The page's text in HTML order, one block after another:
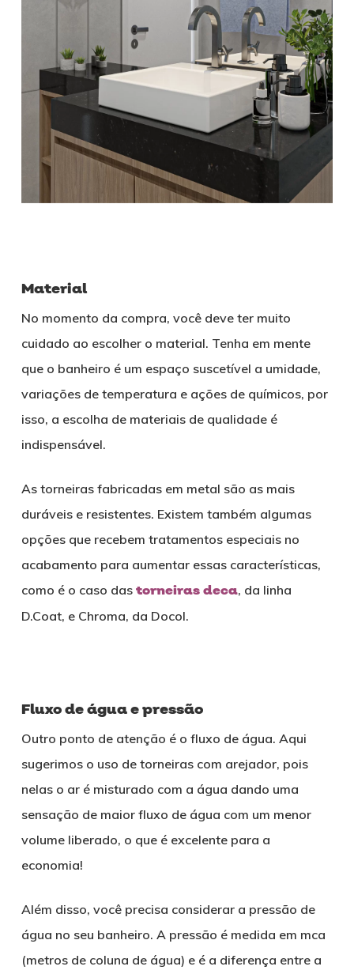
Material
No momento da compra, você deve ter muito
cuidado ao escolher o material. Tenha em mente
que o banheiro é um espaço suscetível a umidade,
variações de temperatura e ações de químicos, por
isso, a escolha de materiais de qualidade é
indispensável.
As torneiras fabricadas em metal são as mais
duráveis e resistentes. Existem também algumas
opções que recebem tratamentos especiais no
acabamento para aumentar essas características,
como é o caso das torneiras deca, da linha
D.Coat, e Chroma, da Docol.
Fluxo de água e pressão
Outro ponto de atenção é o fluxo de água. Aqui
sugerimos o uso de torneiras com arejador, pois
nelas o ar é misturado com a água dando uma
sensação de maior fluxo de água com um menor
volume liberado, o que é excelente para a
economia!
Além disso, você precisa considerar a pressão de
água no seu banheiro. A pressão é medida em mca
(metros de coluna de água) e é a diferença entre a